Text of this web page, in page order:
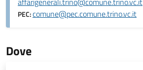
PEC:comune@pec.comune.trino.vc.it
Dove